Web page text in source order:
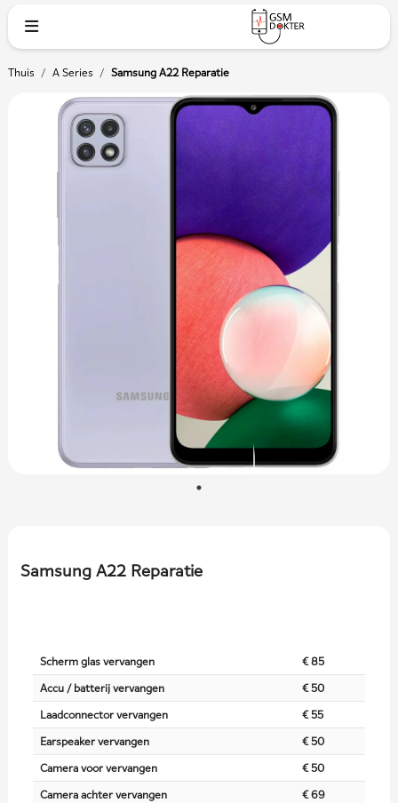
Thuis / A Series / Samsung A22 Reparatie
Samsung A22 Reparatie
Scherm glas vervangen
€ 85
Accu / batterij vervangen
€ 50
Laadconnector vervangen
€ 55
Earspeaker vervangen
€ 50
Camera voor vervangen
€ 50
Camera achter vervangen
€ 69